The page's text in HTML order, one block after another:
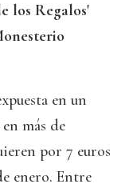
los Regalos'
en un
más de
por 7 euros
enero. Entre